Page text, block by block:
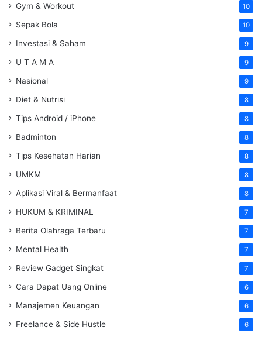
Gym & Workout 10
Sepak Bola 10
Investasi & Saham 9
U T A M A 9
Nasional 9
Diet & Nutrisi 8
Tips Android / iPhone 8
Badminton 8
Tips Kesehatan Harian 8
UMKM 8
Aplikasi Viral & Bermanfaat 8
HUKUM & KRIMINAL 7
Berita Olahraga Terbaru 7
Mental Health 7
Review Gadget Singkat 7
Cara Dapat Uang Online 6
Manajemen Keuangan 6
Freelance & Side Hustle 6